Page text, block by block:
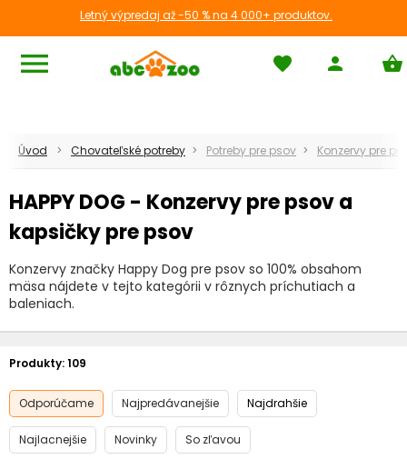
Letný výpredaj až -50 % na 4 000+ produktov.
menu favorite person shopping_basket
Úvod Chovateľské potreby Potreby pre psov Konzervy pre
HAPPY DOG - Konzervy pre psov a
kapsičky pre psov
Konzervy značky Happy Dog pre psov so 100% obsahom
mäsa nájdete v tejto kategórii v rôznych príchutiach a
baleniach.
Produkty:109
Odporúčame Najpredávanejšie Najdrahšie
Najlacnejšie Novinky So zľavou